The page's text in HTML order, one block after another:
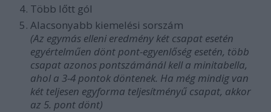
Több lőtt gól
Alacsonyabb kiemelési sorszám
(Az egymás elleni eredmény két csapat esetén
egyértelműen dönt pont-egyenlőség esetén, több
csapat azonos pontszámánál kell a minitabella,
ahol a 3-4 pontok döntenek. Ha még mindig van
két teljesen egyforma teljesítményű csapat, akkor
az 5. pont dönt)